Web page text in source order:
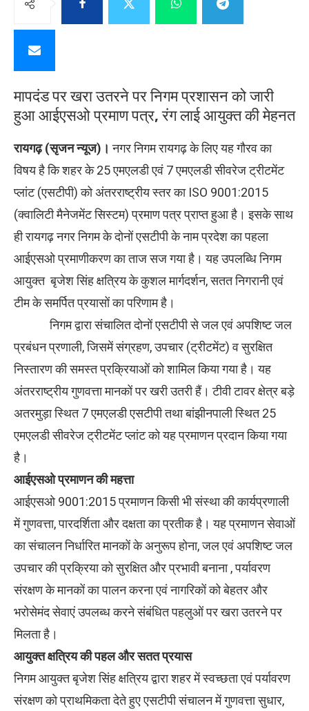
मापदंड पर खरा उतरने पर निगम प्रशासन को जारी
हुआ आईएसओ प्रमाण पत्र, रंग लाई आयुक्त की मेहनत
रायगढ़ (सृजन न्यूज)।नगर निगम रायगढ़ के लिए यह गौरव का
विषय है कि शहर के 25 एमएलडी एवं 7 एमएलडी सीवरेज ट्रीटमेंट
प्लांट (एसटीपी) को अंतरराष्ट्रीय स्तर का ISO 9001:2015
(क्वालिटी मैनेजमेंट सिस्टम) प्रमाण पत्र प्राप्त हुआ है। इसके साथ
ही रायगढ़ नगर निगम के दोनों एसटीपी के नाम प्रदेश का पहला
आईएसओ प्रमाणीकरण का ताज सज गया है। यह उपलब्धि निगम
आयुक्त बृजेश सिंह क्षत्रिय के कुशल मार्गदर्शन, सतत निगरानी एवं
टीम के समर्पित प्रयासों का परिणाम है।
निगम द्वारा संचालित दोनों एसटीपी से जल एवं अपशिष्ट जल
प्रबंधन प्रणाली, जिसमें संग्रहण, उपचार (ट्रीटमेंट) व सुरक्षित
निस्तारण की समस्त प्रक्रियाओं को शामिल किया गया है। यह
अंतरराष्ट्रीय गुणवत्ता मानकों पर खरी उतरी हैं। टीवी टावर क्षेत्र बड़े
अतरमुड़ा स्थित 7 एमएलडी एसटीपी तथा बांझीनपाली स्थित 25
एमएलडी सीवरेज ट्रीटमेंट प्लांट को यह प्रमाणन प्रदान किया गया
है।
आईएसओ प्रमाणन की महत्ता
आईएसओ 9001:2015 प्रमाणन किसी भी संस्था की कार्यप्रणाली
में गुणवत्ता, पारदर्शिता और दक्षता का प्रतीक है। यह प्रमाणन सेवाओं
का संचालन निर्धारित मानकों के अनुरूप होना, जल एवं अपशिष्ट जल
उपचार की प्रक्रिया को सुरक्षित और प्रभावी बनाना , पर्यावरण
संरक्षण के मानकों का पालन करना एवं नागरिकों को बेहतर और
भरोसेमंद सेवाएं उपलब्ध करने संबंधित पहलुओं पर खरा उतरने पर
मिलता है।
आयुक्त क्षत्रिय की पहल और सतत प्रयास
निगम आयुक्त बृजेश सिंह क्षत्रिय द्वारा शहर में स्वच्छता एवं पर्यावरण
संरक्षण को प्राथमिकता देते हुए एसटीपी संचालन में गुणवत्ता सुधार,